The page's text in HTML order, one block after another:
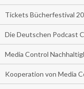
Tickets Bücherfestival
Die Deutschen Podcast
Media Control
Kooperation von Media